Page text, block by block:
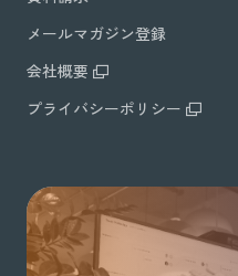
メールマガジン登録
会社概要
プライバシーポリシー